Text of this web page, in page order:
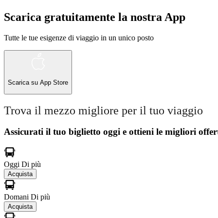
Scarica gratuitamente la nostra App
Tutte le tue esigenze di viaggio in un unico posto
Scarica su App Store
Trova il mezzo migliore per il tuo viaggio
Assicurati il ​​tuo biglietto oggi e ottieni le migliori
Oggi Di più
Acquista
Domani Di più
Acquista